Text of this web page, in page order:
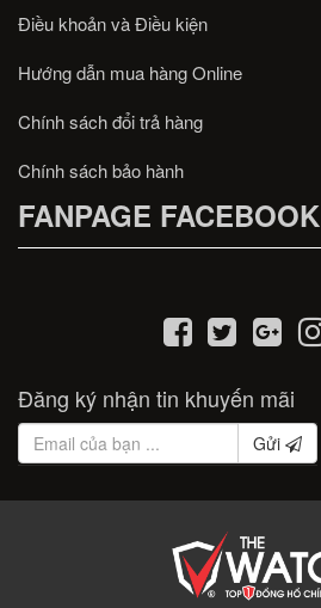
Điều khoản và Điều kiện
Hướng dẫn mua hàng Online
Chính sách đổi trả hàng
Chính sách bảo hành
FANPAGE FACEBOOK
Đăng ký nhận tin khuyến mãi
Gửi